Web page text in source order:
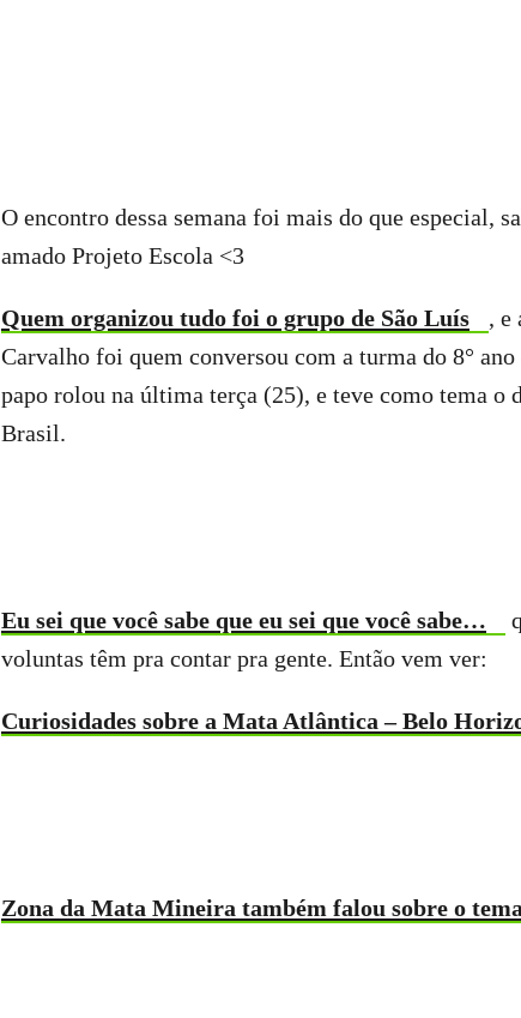
O encontro dessa semana foi mais do que especial,
amado Projeto Escola <3
Quem organizou tudo foi o grupo de São Luís
, e
Carvalho foi quem conversou com a turma do 8°
papo rolou na última terça (25), e teve como tema o
Brasil.
Eu sei que você sabe que eu sei que você sabe…
voluntas têm pra contar pra gente. Então vem ver:
Curiosidades sobre a Mata Atlântica – Belo
Zona da Mata Mineira também falou sobre o